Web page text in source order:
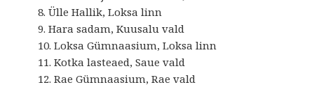
Ülle Hallik, Loksa linn
Hara sadam, Kuusalu vald
Loksa Gümnaasium, Loksa linn
Kotka lasteaed, Saue vald
Rae Gümnaasium, Rae vald